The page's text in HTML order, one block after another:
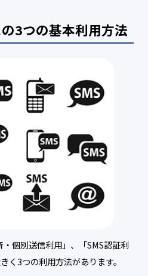
3つの基本利用方法
個別送信利用」、「SMS認証利
く3つの利用方法があります。